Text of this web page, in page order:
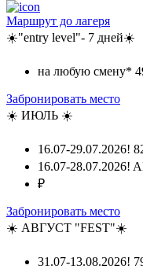
Маршрут до лагеря
☀️"entry level"- 7 дней☀️
на любую смену*
Забронировать место
☀️ ИЮЛЬ ☀️
16.07-29.07.2026!
16.07-28.07.2026!
₽
Забронировать место
☀️ АВГУСТ "FEST"☀️
31.07-13.08.2026!